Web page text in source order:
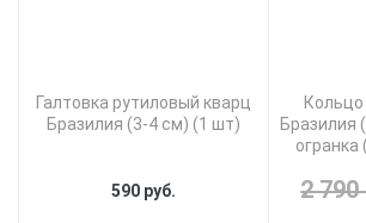
Галтовка рутиловый кварц
Бразилия (3-4 см) (1 шт)
590 руб.
Кольцо
Бразилия
огранка
2 790